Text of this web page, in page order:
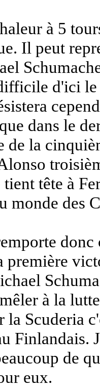
à 5
Il peut
d'ici
dans le
de la
tête à
monde des
donc
première
à la
la Scuderia
Finlandais.
de
eux.